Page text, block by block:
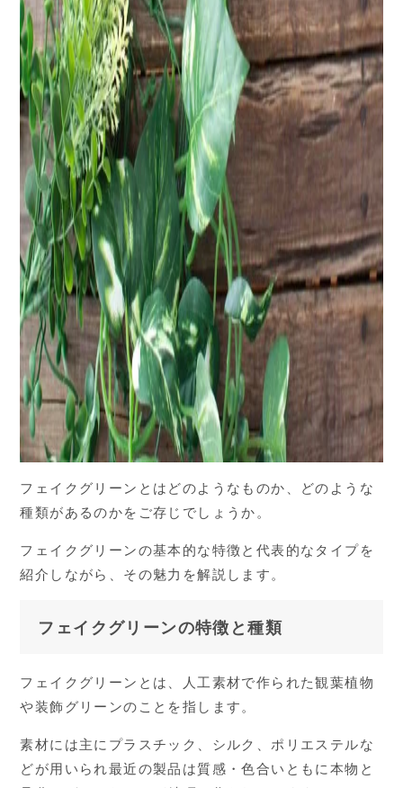
フェイクグリーンとはどのようなものか、どのような
種類があるのかをご存じでしょうか。
フェイクグリーンの基本的な特徴と代表的なタイプを
紹介しながら、その魅力を解説します。
フェイクグリーンの特徴と種類
フェイクグリーンとは、人工素材で作られた観葉植物
や装飾グリーンのことを指します。
素材には主にプラスチック、シルク、ポリエステルな
どが用いられ最近の製品は質感・色合いともに本物と